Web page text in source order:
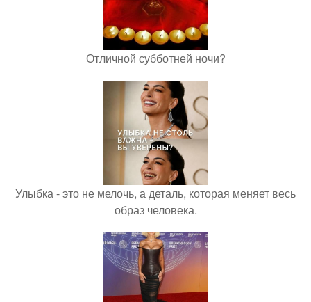
Отличной субботней ночи?
Улыбка - это не мелочь, а деталь, которая меняет весь
образ человека.